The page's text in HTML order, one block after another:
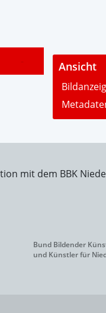
- Ansicht
mit dem BBK
Bund Bildender
und Künstler für